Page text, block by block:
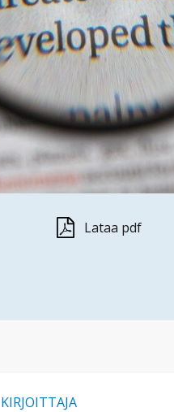
Lataa pdf
KIRJOITTAJA